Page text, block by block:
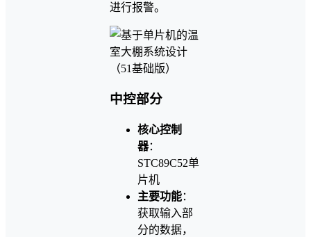
进行报警。
中控部分
核心控制
器：
STC89C52单
片机
主要功能：
获取输入部
分的数据，